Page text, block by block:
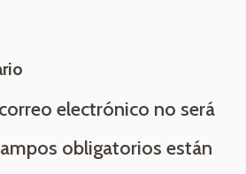
electrónico no será
obligatorios están